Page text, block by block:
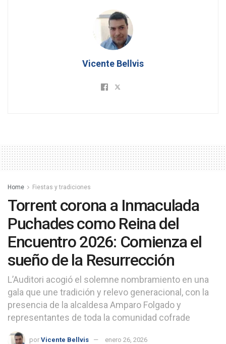
Vicente Bellvis
Home Fiestas y tradiciones
Torrent corona a Inmaculada
Puchades como Reina del
Encuentro 2026: Comienza el
sueño de la Resurrección
L’Auditori acogió el solemne nombramiento en una
gala que une tradición y relevo generacional, con la
presencia de la alcaldesa Amparo Folgado y
representantes de toda la comunidad cofrade
por Vicente Bellvis enero 26, 2026